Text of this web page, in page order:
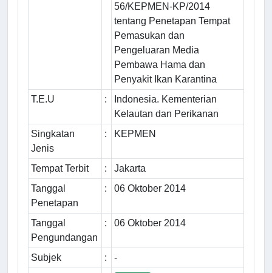
56/KEPMEN-KP/2014
tentang Penetapan Tempat
Pemasukan dan
Pengeluaran Media
Pembawa Hama dan
Penyakit Ikan Karantina
T.E.U
:
Indonesia. Kementerian
Kelautan dan Perikanan
Singkatan
Jenis
: KEPMEN
Tempat Terbit :
Jakarta
Tanggal
Penetapan
: 06 Oktober 2014
Tanggal
Pengundangan
: 06 Oktober 2014
Subjek :
-